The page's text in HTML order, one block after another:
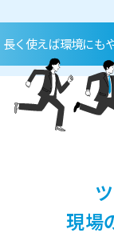
長く使えば環境にも
現場